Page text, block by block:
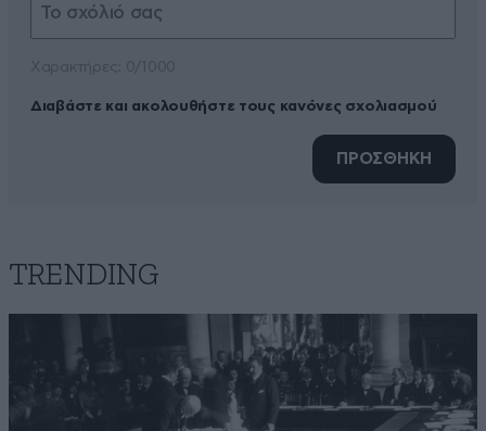
Διαβάστε και ακολουθήστε τους κανόνες σχολιασμού
ΠΡΟΣΘΗΚΗ
TRENDING